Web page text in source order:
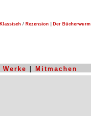
Klassisch / Rezension Der Bücherwurm
Werke Mitmachen